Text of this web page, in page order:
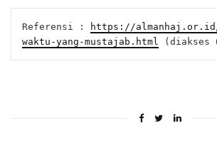
Referensi :
https://almanhaj.or.id/
waktu-yang-mustajab.html
(diakses